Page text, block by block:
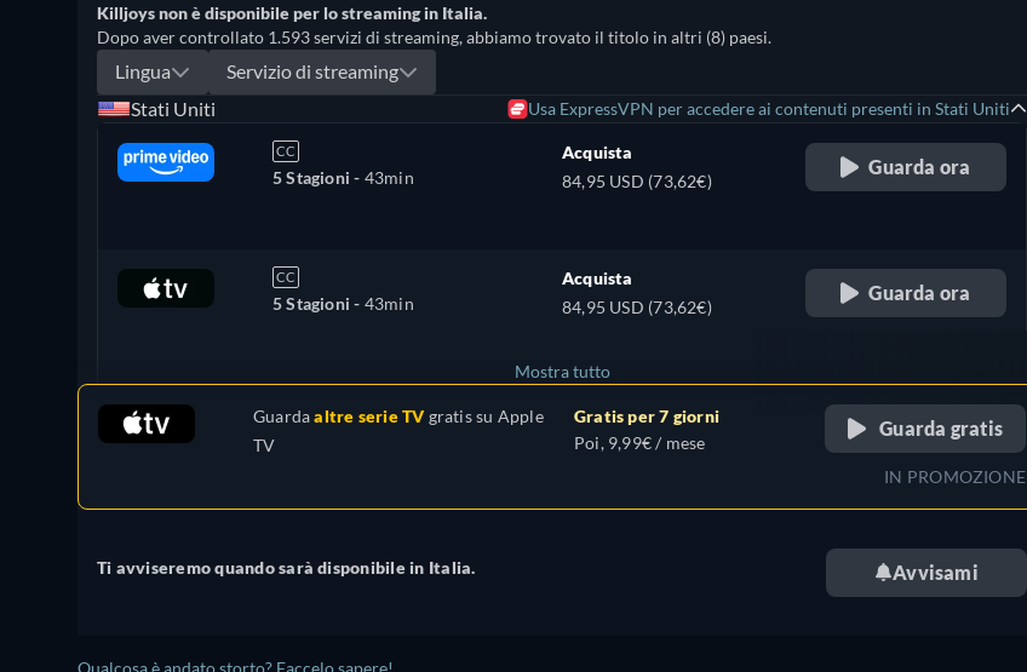
Killjoys non è disponibile per lo streaming in Italia.
Dopo aver controllato 1.593 servizi di streaming, abbiamo trovato il titolo in altri (8) paesi.
Lingua
Servizio di streaming
Stati Uniti
Usa ExpressVPN per accedere ai contenuti presenti in Stati Uniti
CC
5 Stagioni - 43min
Acquista
84,95 USD (73,62€)
Guarda ora
CC
5 Stagioni - 43min
Acquista
84,95 USD (73,62€)
Guarda ora
Regno Unito + 2
Mostra tutto
Guardaaltre serie TVgratis su Apple
TV
Gratis per 7 giorni
Poi, 9,99€ / mese
Guarda gratis
IN PROMOZIONE
Ti avviseremo quando sarà disponibile in Italia. Avvisami
Qualcosa è andato storto? Faccelo sapere!